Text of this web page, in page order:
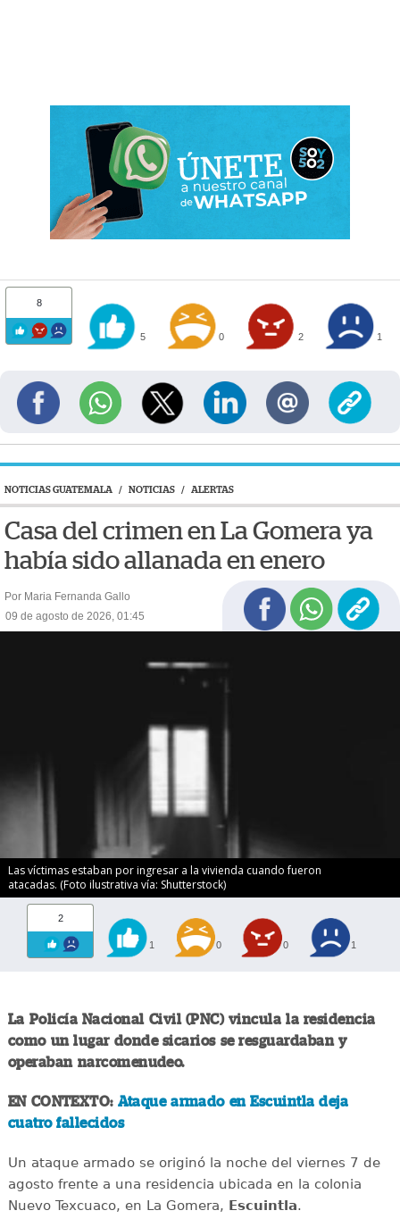
8
5 0 2 1
NOTICIAS GUATEMALA / NOTICIAS / ALERTAS
Casa del crimen en La Gomera ya
había sido allanada en enero
Por Maria Fernanda Gallo
09 de agosto de 2026, 01:45
Las víctimas estaban por ingresar a la vivienda cuando fueron
atacadas. (Foto ilustrativa vía: Shutterstock)
2
1 0 0 1
La Policía Nacional Civil (PNC) vincula la residencia
como un lugar donde sicarios se resguardaban y
operaban narcomenudeo.
EN CONTEXTO: Ataque armado en Escuintla deja
cuatro fallecidos
Un ataque armado se originó la noche del viernes 7 de
agosto frente a una residencia ubicada en la colonia
Nuevo Texcuaco, en La Gomera, Escuintla.